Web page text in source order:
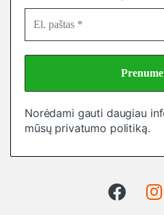
Norėdami gauti daugiau
mūsų privatumo politiką.